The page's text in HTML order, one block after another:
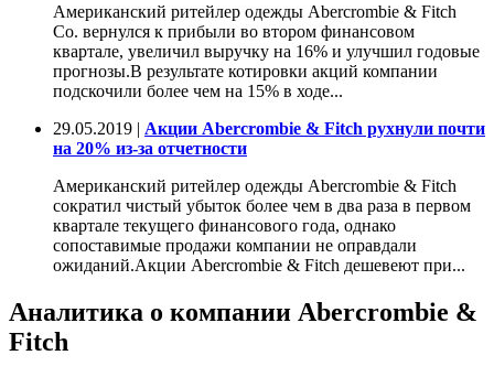
Американский ритейлер одежды Abercrombie & Fitch
Co. вернулся к прибыли во втором финансовом
квартале, увеличил выручку на 16% и улучшил годовые
прогнозы.В результате котировки акций компании
подскочили более чем на 15% в ходе...
29.05.2019 | Акции Abercrombie & Fitch рухнули почти
на 20% из-за отчетности
Американский ритейлер одежды Abercrombie & Fitch
сократил чистый убыток более чем в два раза в первом
квартале текущего финансового года, однако
сопоставимые продажи компании не оправдали
ожиданий.Акции Abercrombie & Fitch дешевеют при...
Аналитика о компании Abercrombie &
Fitch